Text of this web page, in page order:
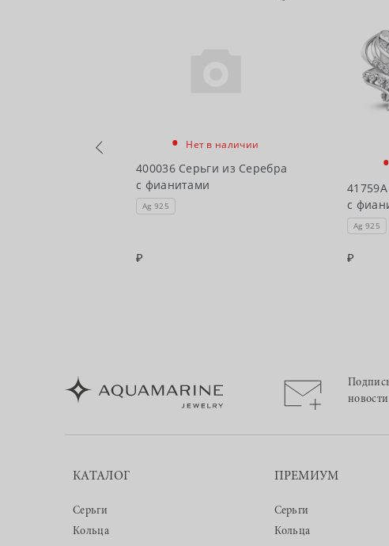
• Нет в наличии
400036 Серьги из Серебра
с фианитами
Ag 925
•
с
Ag 925
КАТАЛОГ
Серьги
Кольца
ПРЕМИУМ
Серьги
Кольца